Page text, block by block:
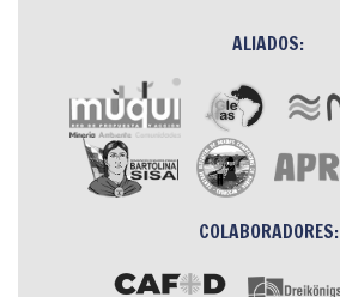
ALIADOS:
COLABORADORES: